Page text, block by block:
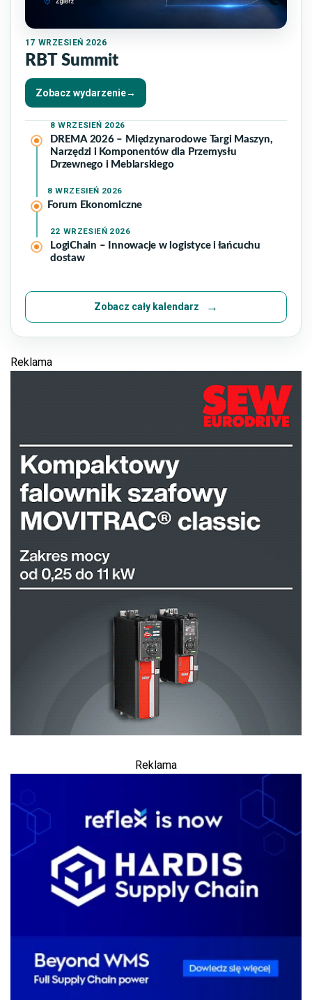
17 WRZESIEŃ 2026
RBT Summit
Zobacz wydarzenie→
8 WRZESIEŃ 2026
DREMA 2026 – Międzynarodowe Targi Maszyn,
Narzędzi i Komponentów dla Przemysłu
Drzewnego i Meblarskiego
8 WRZESIEŃ 2026
Forum Ekonomiczne
22 WRZESIEŃ 2026
LogiChain – Innowacje w logistyce i łańcuchu
dostaw
Zobacz cały kalendarz
Reklama
Reklama